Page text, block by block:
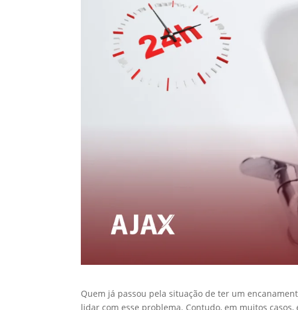
Quem já passou pela situação de ter um
lidar com esse problema. Contudo, em muitos